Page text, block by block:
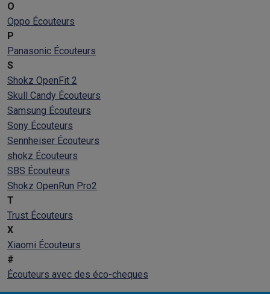
O
Oppo Écouteurs
P
Panasonic Écouteurs
S
Shokz OpenFit 2
Skull Candy Écouteurs
Samsung Écouteurs
Sony Écouteurs
Sennheiser Écouteurs
shokz Écouteurs
SBS Écouteurs
Shokz OpenRun Pro2
T
Trust Écouteurs
X
Xiaomi Écouteurs
#
Écouteurs avec des éco-cheques